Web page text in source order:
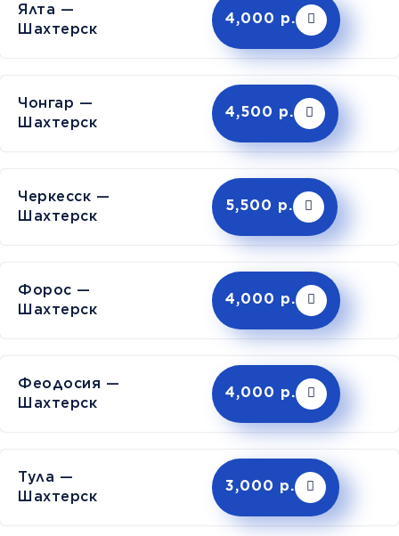
Ялта —
Шахтерск
4,000 р.
Чонгар —
Шахтерск
4,500 р.
Черкесск —
Шахтерск
5,500 р.
Форос —
Шахтерск
4,000 р.
Феодосия —
Шахтерск
4,000 р.
Тула —
Шахтерск
3,000 р.